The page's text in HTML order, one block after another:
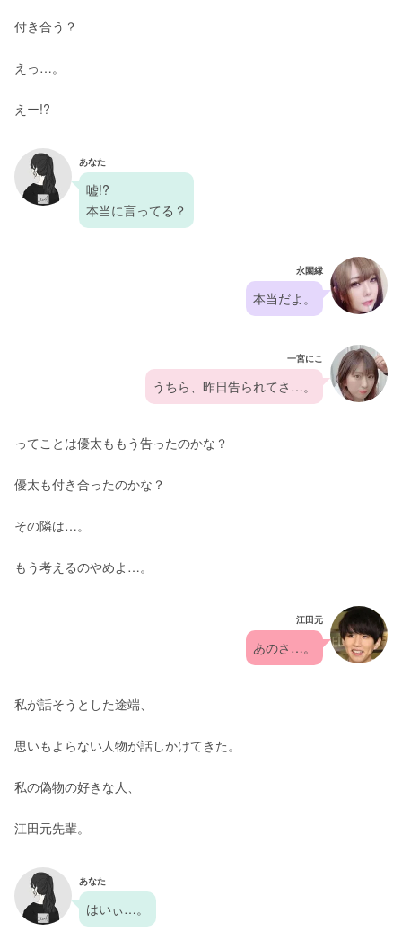
付き合う？
えっ…。
えー!?
あなた
嘘!?
本当に言ってる？
永園縁
本当だよ。
一宮にこ
うちら、昨日告られてさ…。
ってことは優太ももう告ったのかな？
優太も付き合ったのかな？
その隣は…。
もう考えるのやめよ…。
江田元
あのさ…。
私が話そうとした途端、
思いもよらない人物が話しかけてきた。
私の偽物の好きな人、
江田元先輩。
あなた
はいぃ…。